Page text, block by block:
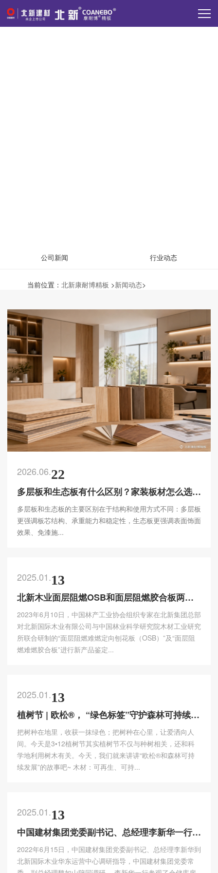
公司新闻 行业动态
当前位置： 北新康耐博精板 >新闻动态>
2026.06.22
多层板和生态板有什么区别？家装板材怎么选更合适
多层板和生态板的主要区别在于结构和使用方式不同：多层板
更强调板芯结构、承重能力和稳定性，生态板更强调表面饰面
效果、免漆施...
2025.01.13
北新木业面层阻燃OSB和面层阻燃胶合板两项新产品分别被评定为“国际领先”和“国际先进”
2023年6月10日，中国林产工业协会组织专家在北新集团总部
对北新国际木业有限公司与中国林业科学研究院木材工业研究
所联合研制的“面层阻燃难燃定向刨花板（OSB）”及“面层阻
燃难燃胶合板”进行新产品鉴定...
2025.01.13
植树节 | 欧松®， “绿色标签”守护森林可持续发展
把树种在地里，收获一抹绿色；把树种在心里，让爱洒向人
间。今天是3•12植树节其实植树节不仅与种树相关，还和科
学地利用树木有关。今天，我们就来讲讲“欧松®和森林可持
续发展”的故事吧~ 木材：可再生、可持...
2025.01.13
中国建材集团党委副书记、总经理李新华一行到北新国际木业华东运营中心调研指导
2022年6月15日，中国建材集团党委副书记、总经理李新华到
北新国际木业华东运营中心调研指导，中国建材集团党委常